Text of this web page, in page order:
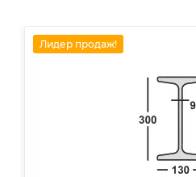
Лидер продаж!